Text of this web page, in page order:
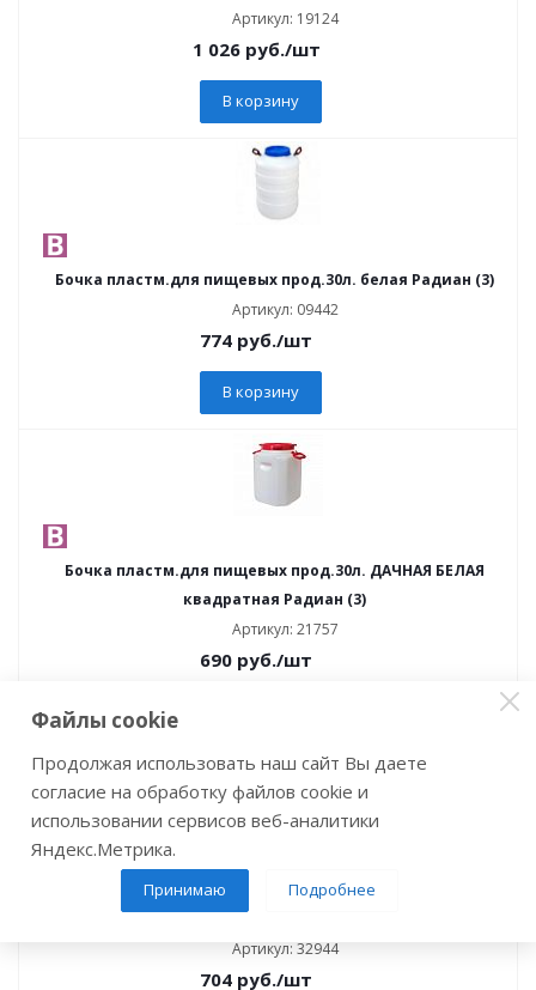
Артикул: 19124
1 026руб./шт
В корзину
Бочка пластм.для пищевых прод.30л. белая Радиан (3)
Артикул: 09442
774 руб./шт
В корзину
Бочка пластм.для пищевых прод.30л. ДАЧНАЯ БЕЛАЯ
квадратная Радиан (3)
Артикул: 21757
690 руб./шт
Бочка пластм.для пищевых прод.30л. ДАЧНАЯ БЕЛАЯ
круглая Радиан (3)
Артикул: 32944
704 руб./шт
Файлы cookie
Продолжая использовать наш сайт Вы даете
согласие на обработку файлов cookie и
использовании сервисов веб-аналитики
Яндекс.Метрика.
Принимаю Подробнее